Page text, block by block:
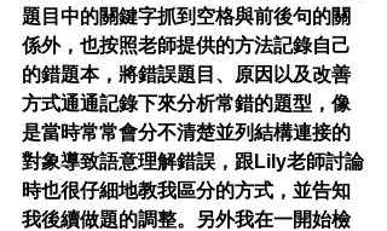
題目中的關鍵字抓到空格與前後句的關
係外，也按照老師提供的方法記錄自己
的錯題本，將錯誤題目、原因以及改善
方式通通記錄下來分析常錯的題型，像
是當時常常會分不清楚並列結構連接的
對象導致語意理解錯誤，跟Lily老師討論
時也很仔細地教我區分的方式，並告知
我後續做題的調整。另外我在一開始檢